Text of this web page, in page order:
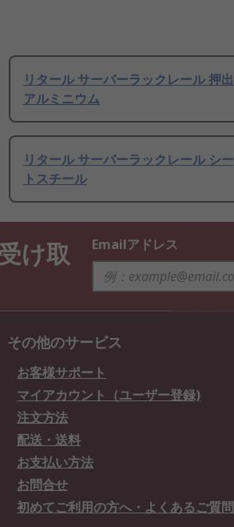
リタール サーバーラックレール 押出
アルミニウム
リタール サーバーラックレール シー
トスチール
け取
Emailアドレス
その他のサービス
お客様サポート
マイアカウント（ユーザー登録)
注文方法
配送・送料
お支払い方法
お問合せ
初めてご利用の方へ・よくあるご質問